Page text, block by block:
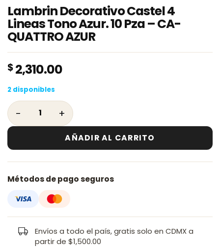
Lambrin Decorativo Castel 4
Lineas Tono Azur. 10 Pza – CA-
QUATTRO AZUR
$2,310.00
2 disponibles
Lambrin Decorativo Castel 4 Lineas Tono
AÑADIR AL CARRITO
Métodos de pago seguros
Envíos a todo el país, gratis solo en CDMX a
partir de $1,500.00